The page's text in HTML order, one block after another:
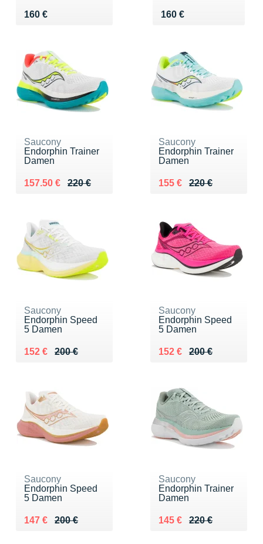
160 €
Vendu 160 € 160 €
Vendu 160 €
Saucony
Endorphin Trainer
Damen
220 €
Au lieu de 220 €
157.50 €
Vendu 157.50 €
Saucony
Endorphin Trainer
Damen
220 €
Au lieu de 220 €
155 €
Vendu 155 €
Saucony
Endorphin Speed
5 Damen
200 €
Au lieu de 200 €
152 €
Vendu 152 €
Saucony
Endorphin Speed
5 Damen
200 €
Au lieu de 200 €
152 €
Vendu 152 €
Saucony
Endorphin Speed
5 Damen
200 €
Au lieu de 200 €
147 €
Vendu 147 €
Saucony
Endorphin Trainer
Damen
220 €
Au lieu de 220 €
145 €
Vendu 145 €